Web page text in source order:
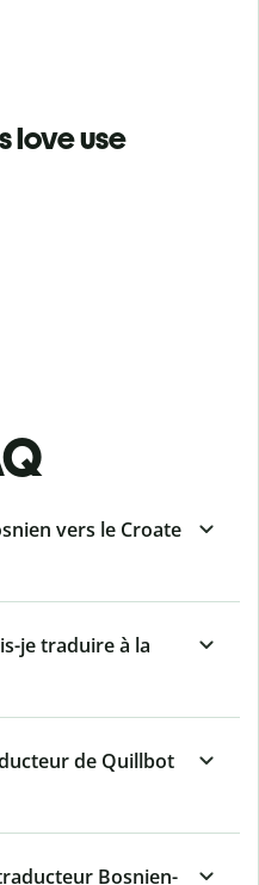
love use
vers le Croate
je traduire à la
de Quillbot
Bosnien-